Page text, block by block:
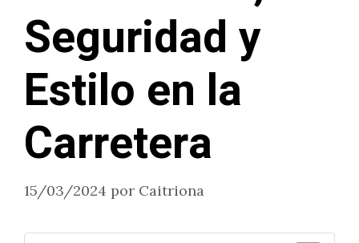
Seguridad y
Estilo en la
Carretera
15/03/2024 por Caitriona